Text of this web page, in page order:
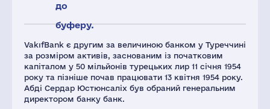
VakıfBank є другим за величиною банком у Туреччині
за розміром активів, заснованим із початковим
капіталом у 50 мільйонів турецьких лир 11 січня 1954
року та пізніше почав працювати 13 квітня 1954 року.
Абді Сердар Юстюнсаліх був обраний генеральним
директором банку банк.
до
буферу.